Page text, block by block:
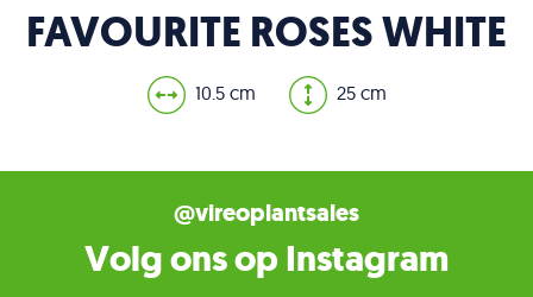
FAVOURITE ROSES WHITE
10.5 cm 25 cm
@vireoplantsales
Volg ons op Instagram